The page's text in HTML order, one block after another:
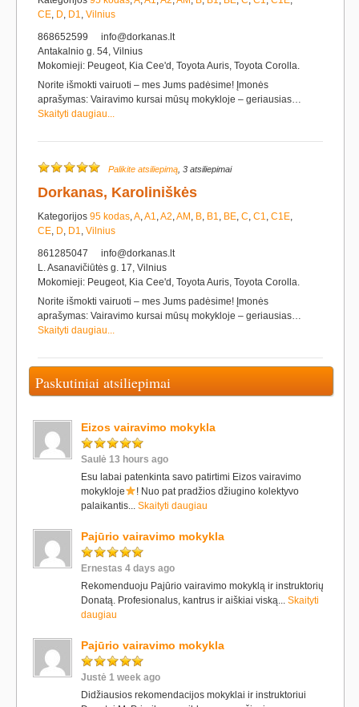
CE, D, D1, Vilnius
868652599
info@dorkanas.lt
Antakalnio g. 54, Vilnius
Mokomieji: Peugeot, Kia Cee'd, Toyota Auris, Toyota Corolla.
Norite išmokti vairuoti – mes Jums padėsime! Įmonės
aprašymas: Vairavimo kursai mūsų mokykloje – geriausias…
Skaityti daugiau...
Palikite atsiliepimą , 3 atsiliepimai
Dorkanas, Karoliniškės
Kategorijos 95 kodas,A,A1,A2,AM , B, B1, BE, C, C1, C1E,
CE, D, D1, Vilnius
861285047
info@dorkanas.lt
L. Asanavičiūtės g. 17, Vilnius
Mokomieji: Peugeot, Kia Cee'd, Toyota Auris, Toyota Corolla.
Norite išmokti vairuoti – mes Jums padėsime! Įmonės
aprašymas: Vairavimo kursai mūsų mokykloje – geriausias…
Skaityti daugiau...
Paskutiniai atsiliepimai
Eizos vairavimo mokykla
Saulė 13 hours ago
Esu labai patenkinta savo patirtimi Eizos vairavimo
mokykloje
! Nuo pat pradžios džiugino kolektyvo
palaikantis... Skaityti daugiau
Pajūrio vairavimo mokykla
Ernestas 4 days ago
Rekomenduoju Pajūrio vairavimo mokyklą ir instruktorių
Donatą. Profesionalus, kantrus ir aiškiai viską... Skaityti
daugiau
Pajūrio vairavimo mokykla
Justė 1 week ago
Didžiausios rekomendacijos mokyklai ir instruktoriui